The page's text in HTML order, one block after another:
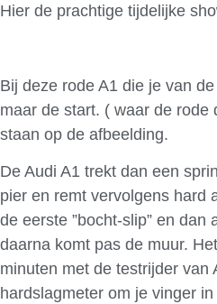
Hier de prachtige tijdelijke
Bij deze rode A1 die je van
maar de start. ( waar de rode
staan op de afbeelding.
De Audi A1 trekt dan een
pier en remt vervolgens hard
de eerste ”bocht-slip” en dan
daarna komt pas de muur.
minuten met de testrijder van
hardslagmeter om je vinger